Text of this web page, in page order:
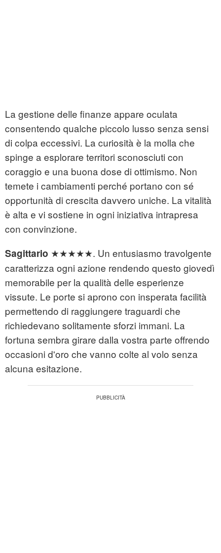
La gestione delle finanze appare oculata
consentendo qualche piccolo lusso senza sensi
di colpa eccessivi. La curiosità è la molla che
spinge a esplorare territori sconosciuti con
coraggio e una buona dose di ottimismo. Non
temete i cambiamenti perché portano con sé
opportunità di crescita davvero uniche. La vitalità
è alta e vi sostiene in ogni iniziativa intrapresa
con convinzione.
Sagittario ★★★★★. Un entusiasmo travolgente
caratterizza ogni azione rendendo questo giovedì
memorabile per la qualità delle esperienze
vissute. Le porte si aprono con insperata facilità
permettendo di raggiungere traguardi che
richiedevano solitamente sforzi immani. La
fortuna sembra girare dalla vostra parte offrendo
occasioni d'oro che vanno colte al volo senza
alcuna esitazione.